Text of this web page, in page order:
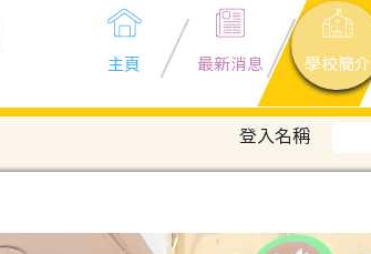
主頁 最新消息 學校簡介
登入名稱